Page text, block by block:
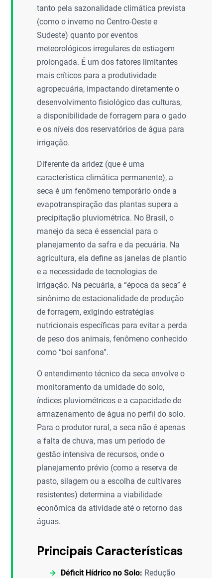
tanto pela sazonalidade climática prevista
(como o inverno no Centro-Oeste e
Sudeste) quanto por eventos
meteorológicos irregulares de estiagem
prolongada. É um dos fatores limitantes
mais críticos para a produtividade
agropecuária, impactando diretamente o
desenvolvimento fisiológico das culturas,
a disponibilidade de forragem para o gado
e os níveis dos reservatórios de água para
irrigação.
Diferente da aridez (que é uma
característica climática permanente), a
seca é um fenômeno temporário onde a
evapotranspiração das plantas supera a
precipitação pluviométrica. No Brasil, o
manejo da seca é essencial para o
planejamento da safra e da pecuária. Na
agricultura, ela define as janelas de plantio
e a necessidade de tecnologias de
irrigação. Na pecuária, a “época da seca” é
sinônimo de estacionalidade de produção
de forragem, exigindo estratégias
nutricionais específicas para evitar a perda
de peso dos animais, fenômeno conhecido
como “boi sanfona”.
O entendimento técnico da seca envolve o
monitoramento da umidade do solo,
índices pluviométricos e a capacidade de
armazenamento de água no perfil do solo.
Para o produtor rural, a seca não é apenas
a falta de chuva, mas um período de
gestão intensiva de recursos, onde o
planejamento prévio (como a reserva de
pasto, silagem ou a escolha de cultivares
resistentes) determina a viabilidade
econômica da atividade até o retorno das
águas.
Principais Características
Déficit Hídrico no Solo: Redução